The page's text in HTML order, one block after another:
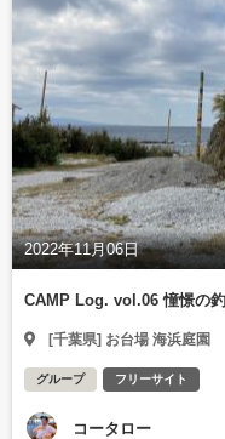
2022年11月06日
CAMP Log. vol.06 憧憬の
[千葉県] お台場 海浜庭園
グループ フリーサイト
コータロー